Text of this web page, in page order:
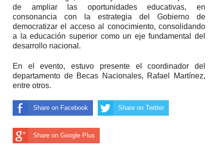
de ampliar las oportunidades educativas, en
consonancia con la estrategia del Gobierno de
democratizar el acceso al conocimiento, consolidando
a la educación superior como un eje fundamental del
desarrollo nacional.
En el evento, estuvo presente el coordinador del
departamento de Becas Nacionales, Rafael Martínez,
entre otros.
Share on Facebook Share on Twitter
Share on Google Plus